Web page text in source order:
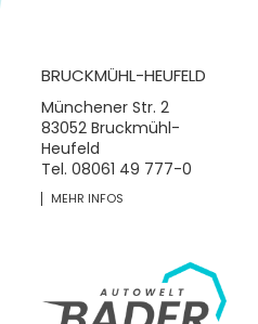
BRUCKMÜHL-HEUFELD
Münchener Str. 2
83052 Bruckmühl-
Heufeld
Tel.08061 49 777-0
MEHR INFOS